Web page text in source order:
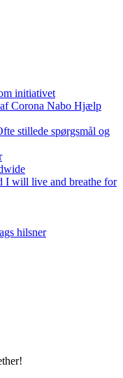
initiativet
Corona Nabo Hjælp
stillede spørgsmål og
I will live and breathe for
hilsner